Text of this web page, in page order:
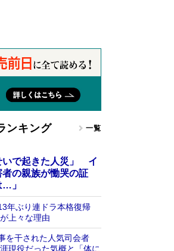
ンキング 一覧
いで起きた人災」 イ
の親族が慟哭の証
」
年ぶり連ドラ本格復帰
上々な理由
を干された人気司会者
現役だった気概と「体に